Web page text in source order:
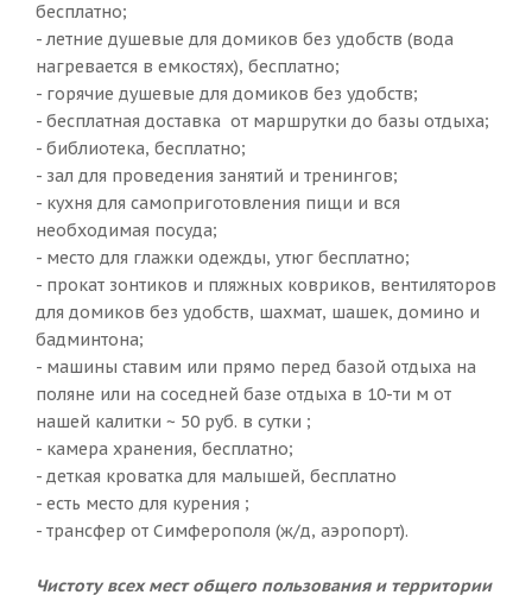
бесплатно;
- летние душевые для домиков без удобств (вода
нагревается в емкостях), бесплатно;
- горячие душевые для домиков без удобств;
- бесплатная доставка от маршрутки до базы отдыха;
- библиотека, бесплатно;
- зал для проведения занятий и тренингов;
- кухня для самоприготовления пищи и вся
необходимая посуда;
- место для глажки одежды, утюг бесплатно;
- прокат зонтиков и пляжных ковриков, вентиляторов
для домиков без удобств, шахмат, шашек, домино и
бадминтона;
- машины ставим или прямо перед базой отдыха на
поляне или на соседней базе отдыха в 10-ти м от
нашей калитки ~ 50 руб. в сутки ;
- камера хранения, бесплатно;
- деткая кроватка для малышей, бесплатно
- есть место для курения ;
- трансфер от Симферополя (ж/д, аэропорт).
Чистоту всех мест общего пользования и территории